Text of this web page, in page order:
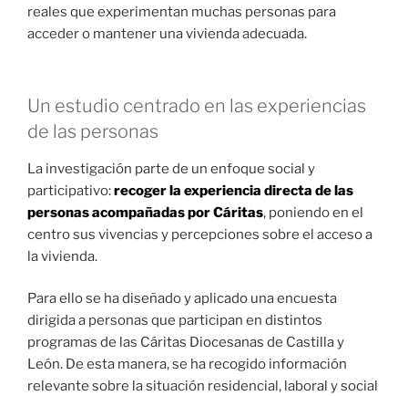
reales que experimentan muchas personas para
acceder o mantener una vivienda adecuada.
Un estudio centrado en las experiencias
de las personas
La investigación parte de un enfoque social y
participativo:recoger la experiencia directa de las
personas acompañadas por Cáritas, poniendo en el
centro sus vivencias y percepciones sobre el acceso a
la vivienda.
Para ello se ha diseñado y aplicado una encuesta
dirigida a personas que participan en distintos
programas de las Cáritas Diocesanas de Castilla y
León. De esta manera, se ha recogido información
relevante sobre la situación residencial, laboral y social